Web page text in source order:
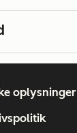
oplysninger